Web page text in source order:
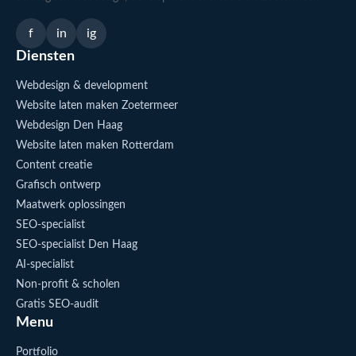
f in ig
Diensten
Webdesign & development
Website laten maken Zoetermeer
Webdesign Den Haag
Website laten maken Rotterdam
Content creatie
Grafisch ontwerp
Maatwerk oplossingen
SEO-specialist
SEO-specialist Den Haag
AI-specialist
Non-profit & scholen
Gratis SEO-audit
Menu
Portfolio